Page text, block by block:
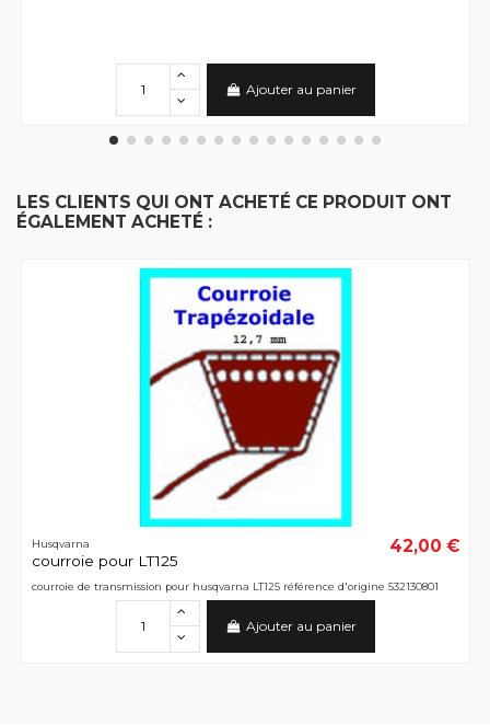
Ajouter au panier
LES CLIENTS QUI ONT ACHETÉ CE PRODUIT ONT
ÉGALEMENT ACHETÉ :
Husqvarna
courroie pour LT125
42,00 €
courroie de transmission pour husqvarna LT125 référence d'origine 532130801
Ajouter au panier